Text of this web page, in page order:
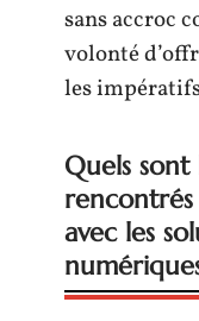
sans accroc
volonté
les
Quels
avec les